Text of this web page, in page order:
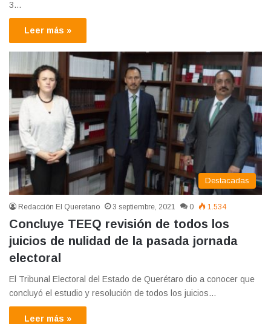
3…
Leer más »
Destacadas
Redacción El Queretano 3 septiembre, 2021 0 1.534
Concluye TEEQ revisión de todos los
juicios de nulidad de la pasada jornada
electoral
El Tribunal Electoral del Estado de Querétaro dio a conocer que
concluyó el estudio y resolución de todos los juicios…
Leer más »